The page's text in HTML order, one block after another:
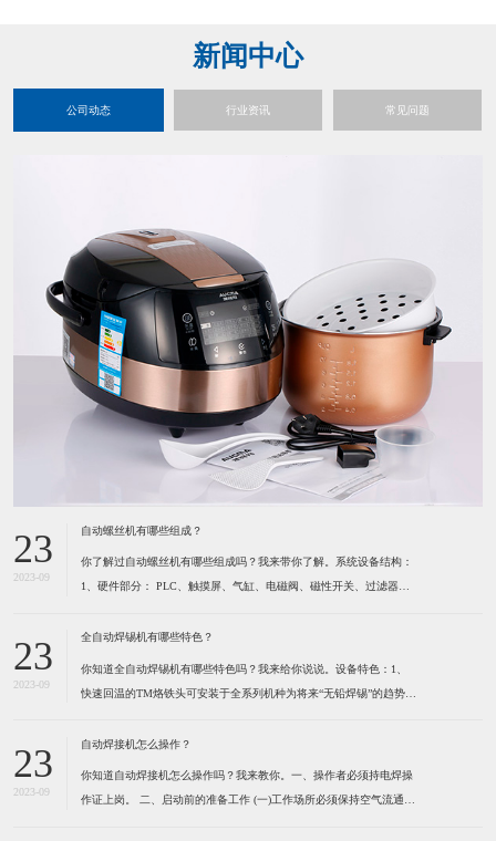
新闻中心
公司动态 行业资讯 常见问题
23
2023-09
自动螺丝机有哪些组成？
你了解过自动螺丝机有哪些组成吗？我来带你了解。系统设备结构：
1、硬件部分： PLC、触摸屏、气缸、电磁阀、磁性开关、过滤器及
警灯、空气开关、开关电源、风批、振动盘、系统设备箱、电箱、定
23
2023-09
全自动焊锡机有哪些特色？
你知道全自动焊锡机有哪些特色吗？我来给你说说。设备特色：1、
快速回温的TM烙铁头可安装于全系列机种为将来“无铅焊锡”的趋势所
的细微变化。（1）六秒钟之内即可达到300℃。（2）卡式设计的烙
23
2023-09
自动焊接机怎么操作？
你知道自动焊接机怎么操作吗？我来教你。一、操作者必须持电焊操
作证上岗。 ​二、启动前的准备工作 (一)工作场所必须保持空气流通,